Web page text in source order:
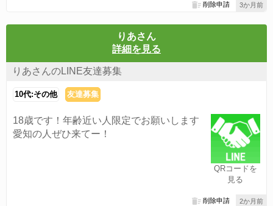
3か月前
削除申請
りあさん
詳細を見る
りあさんのLINE友達募集
10代:その他 友達募集
QRコードを
見る
18歳です！年齢近い人限定でお願いします
愛知の人ぜひ来てー！
2か月前
削除申請